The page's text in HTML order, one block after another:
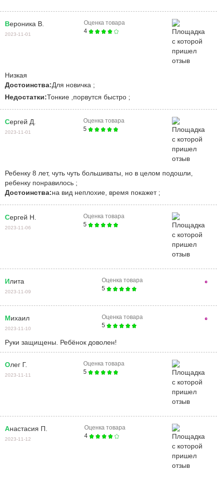
Вероника В.
2023-11-01
Оценка товара
4
Низкая
Достоинства:Для новичка ;
Недостатки:Тонкие ,порвутся быстро ;
Сергей Д.
2023-11-01
Оценка товара
5
ребенку 8 лет, чуть чуть большиваты, но в целом подошли,
ребенку понравилось ;
Достоинства:на вид неплохие, время покажет ;
Сергей Н.
2023-11-06
Оценка товара
5
Илита
2023-11-09
Оценка товара
5
Михаил
2023-11-10
Оценка товара
5
Руки защищены. Ребёнок доволен!
Олег Г.
2023-11-11
Оценка товара
5
Анастасия П.
2023-11-12
Оценка товара
4